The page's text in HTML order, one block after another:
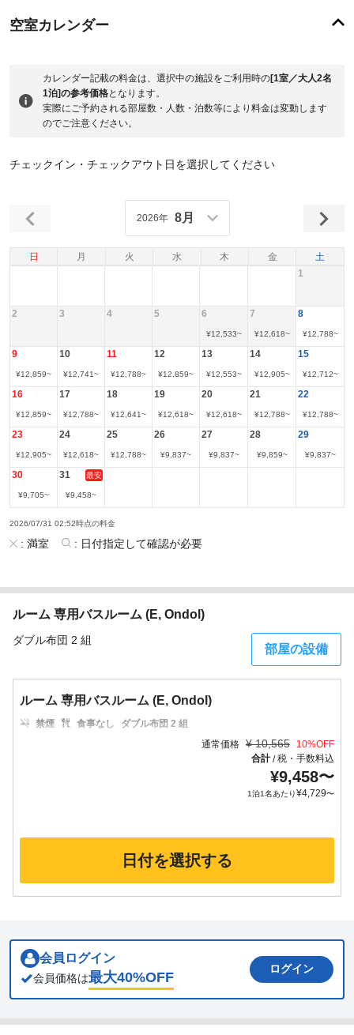
空室カレンダー
カレンダー記載の料金は、選択中の施設をご利用時の[1室／大人2名
1泊]の参考価格となります。
実際にご予約される部屋数・人数・泊数等により料金は変動します
のでご注意ください。
チェックイン・チェックアウト日を選択してください
日 月 火 水 木 金 土
2026年 8月
1
2 3 4 5 6
¥12,533~
7
¥12,618~
8
¥12,788~
9
¥12,859~
10
¥12,741~
11
¥12,788~
12
¥12,859~
13
¥12,553~
14
¥12,905~
15
¥12,712~
16
¥12,859~
17
¥12,788~
18
¥12,641~
19
¥12,618~
20
¥12,618~
21
¥12,788~
22
¥12,788~
23
¥12,905~
24
¥12,618~
25
¥12,788~
26
¥9,837~
27
¥9,837~
28
¥9,859~
29
¥9,837~
30
¥9,705~
31 最安
¥9,458~
2026/07/31 02:52時点の料金
: 満室 : 日付指定して確認が必要
ルーム 専用バスルーム (E, Ondol)
ダブル布団 2 組
部屋の設備
ルーム 専用バスルーム (E, Ondol)
禁煙 食事なし
ダブル布団 2 組
通常価格 ¥ 10,565 10%OFF
合計/税・手数料込
¥9,458〜
1泊1名あたり¥4,729〜
日付を選択する
会員ログイン
会員価格は最大40%OFF
ログイン